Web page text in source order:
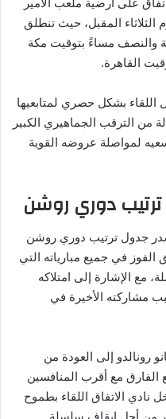
المقبل، حيث تنطلق
والنصف مساءً بتوقيت مكة
القاهرة.
بشكل حصري لمتابعيها
الترقب الجماهيري الكبير
لمواصلة عروضه القوية
دوري روشن
جدول ترتيب دوري روشن
بعدما حقق الفوز في جميع مبارياته التي
مع الإشارة إلى امتلاكه
مشاركته الأخيرة في
رونالدو إلى العودة من
الفارق مع أقرب المنافسين
نادي الاتفاق اللقاء بطموح